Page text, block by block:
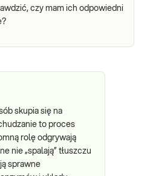
czy mam ich odpowiedni
skupia się na
to proces
rolę odgrywają
nie „spalają” tłuszczu
sprawne